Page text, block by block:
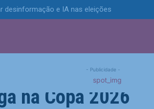
desinformação e IA nas eleições
- Publicidade -
de 9 gols e
na Copa 2026